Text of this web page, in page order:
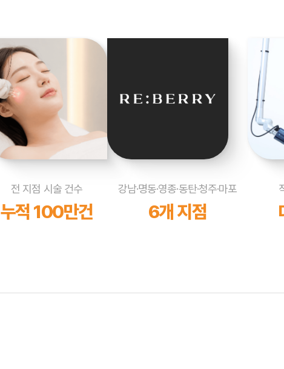
전 지점 시술 건수
누적 100만건
강남·명동·영종·동탄·청주·마포
6개 지점